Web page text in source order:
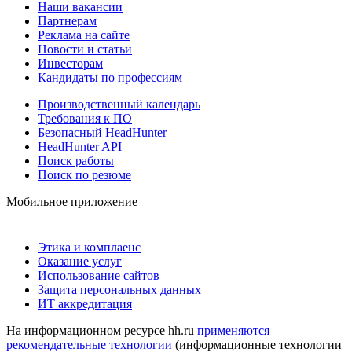
Наши вакансии
Партнерам
Реклама на сайте
Новости и статьи
Инвесторам
Кандидаты по профессиям
Производственный календарь
Требования к ПО
Безопасный HeadHunter
HeadHunter API
Поиск работы
Поиск по резюме
Мобильное приложение
Этика и комплаенс
Оказание услуг
Использование сайтов
Защита персональных данных
ИТ аккредитация
На информационном ресурсе hh.ru применяются
рекомендательные технологии (информационные технологии